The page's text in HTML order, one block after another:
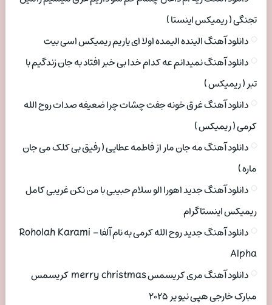
تجنگی ( ریمیکس اینستا )
دانلود آهنگ الینده الیمده اولا ای یاریم ریمیکس اسی بیت
دانلود آهنگ نمیدانم عه کدام خدا بی خبر افتاد به جان زندگیم با
تبر ( ریمیکس )
دانلود آهنگ غرق خونه جفت چشات چرا ضعیفه صدات روح الله
کرمی ( ریمیکس )
دانلود آهنگ مه جان مار از فاطمه عطایی ( رفیق بی کلک می جان
ماره )
دانلود آهنگ جدید اهورا الو سلام حبیبی با من نکن غریبی کامل
ریمیکس اینستاگرام
دانلود آهنگ جدید روح الله کرمی به نام آلفا Roholah Karami –
Alpha
دانلود آهنگ مری کریسمس merry christmas کریسمس
مبارک خارجی هپی نیو یر ۲۰۲۵